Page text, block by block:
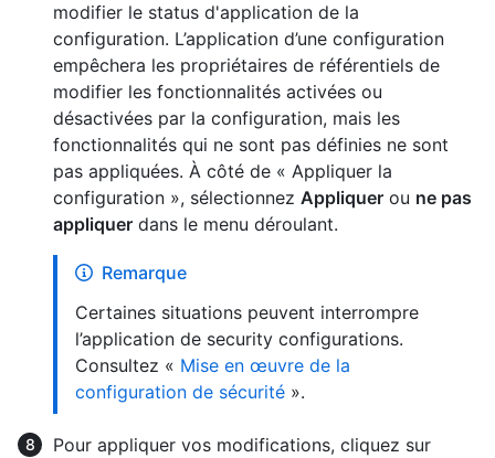
modifier le status d'application de la
configuration. L’application d’une configuration
empêchera les propriétaires de référentiels de
modifier les fonctionnalités activées ou
désactivées par la configuration, mais les
fonctionnalités qui ne sont pas définies ne sont
pas appliquées. À côté de « Appliquer la
configuration », sélectionnez Appliquer ou ne pas
appliquer dans le menu déroulant.
Remarque
Certaines situations peuvent interrompre
l’application de security configurations.
Consultez « Mise en œuvre de la
configuration de sécurité ».
Pour appliquer vos modifications, cliquez sur